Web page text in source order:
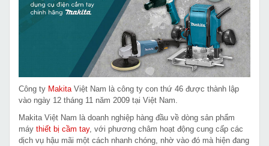
Công ty MakitaViệt Nam là công ty con thứ 46 được thành lập
vào ngày 12 tháng 11 năm 2009 tại Việt Nam.
Makita Việt Nam là doanh nghiệp hàng đầu về dòng sản phẩm
máy thiết bị cầm tay, với phương châm hoạt động cung cấp các
dịch vụ hậu mãi một cách nhanh chóng, nhờ vào đó mà hiện đang